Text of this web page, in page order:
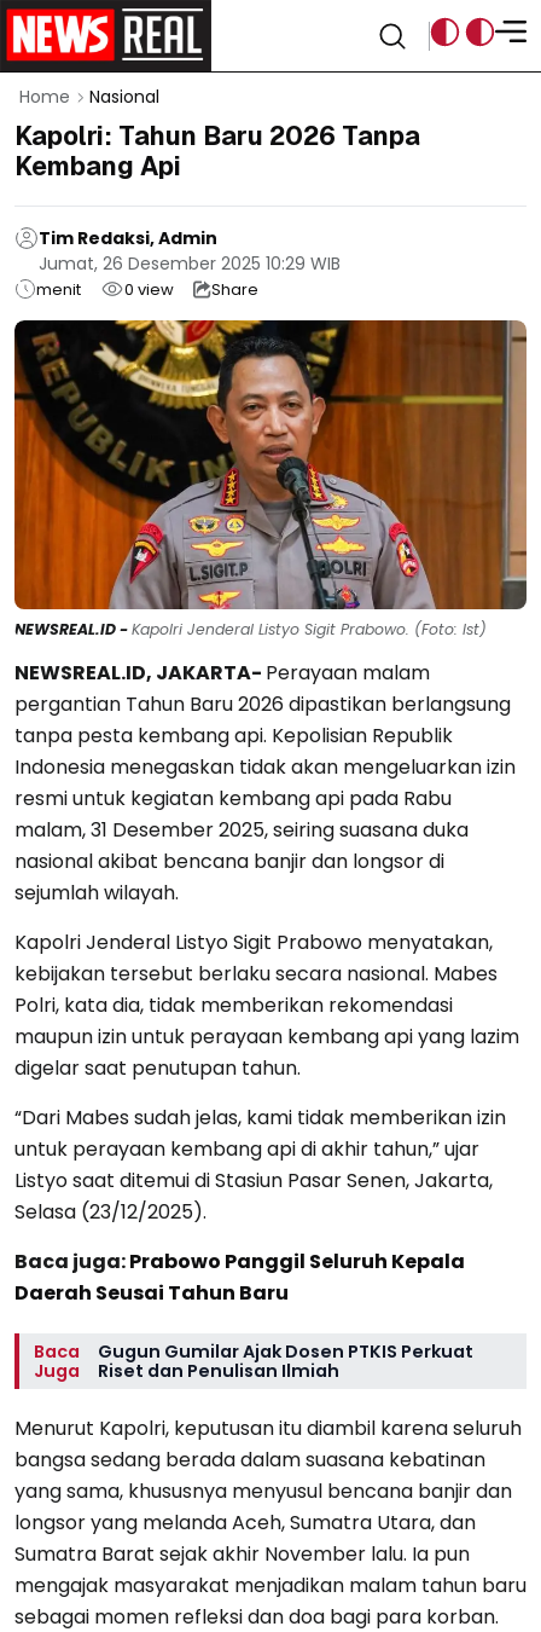
Home Nasional
Kapolri: Tahun Baru 2026 Tanpa
Kembang Api
Tim Redaksi, Admin
Jumat, 26 Desember 2025 10:29 WIB
menit 0 view Share
NEWSREAL.ID -Kapolri Jenderal Listyo Sigit Prabowo. (Foto: Ist)
NEWSREAL.ID, JAKARTA- Perayaan malam
pergantian Tahun Baru 2026 dipastikan berlangsung
tanpa pesta kembang api. Kepolisian Republik
Indonesia menegaskan tidak akan mengeluarkan izin
resmi untuk kegiatan kembang api pada Rabu
malam, 31 Desember 2025, seiring suasana duka
nasional akibat bencana banjir dan longsor di
sejumlah wilayah.
Kapolri Jenderal Listyo Sigit Prabowo menyatakan,
kebijakan tersebut berlaku secara nasional. Mabes
Polri, kata dia, tidak memberikan rekomendasi
maupun izin untuk perayaan kembang api yang lazim
digelar saat penutupan tahun.
“Dari Mabes sudah jelas, kami tidak memberikan izin
untuk perayaan kembang api di akhir tahun,” ujar
Listyo saat ditemui di Stasiun Pasar Senen, Jakarta,
Selasa (23/12/2025).
Baca juga:Prabowo Panggil Seluruh Kepala
Daerah Seusai Tahun Baru
Baca
Juga
Gugun Gumilar Ajak Dosen PTKIS Perkuat
Riset dan Penulisan Ilmiah
Menurut Kapolri, keputusan itu diambil karena seluruh
bangsa sedang berada dalam suasana kebatinan
yang sama, khususnya menyusul bencana banjir dan
longsor yang melanda Aceh, Sumatra Utara, dan
Sumatra Barat sejak akhir November lalu. Ia pun
mengajak masyarakat menjadikan malam tahun baru
sebagai momen refleksi dan doa bagi para korban.